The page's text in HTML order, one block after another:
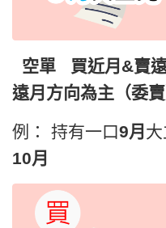
空單 買近月&賣
遠月方向為主（委賣
例： 持有一口9月 大
10月